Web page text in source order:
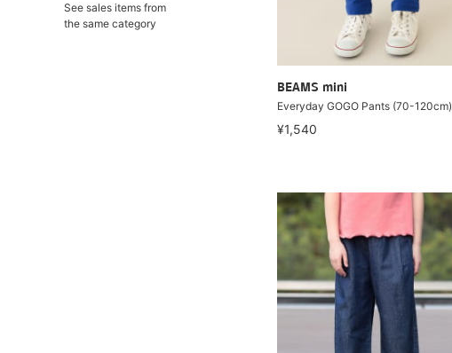
See sales items from
the same category
BEAMS mini
Everyday GOGO Pants (70-120cm)
¥1,540